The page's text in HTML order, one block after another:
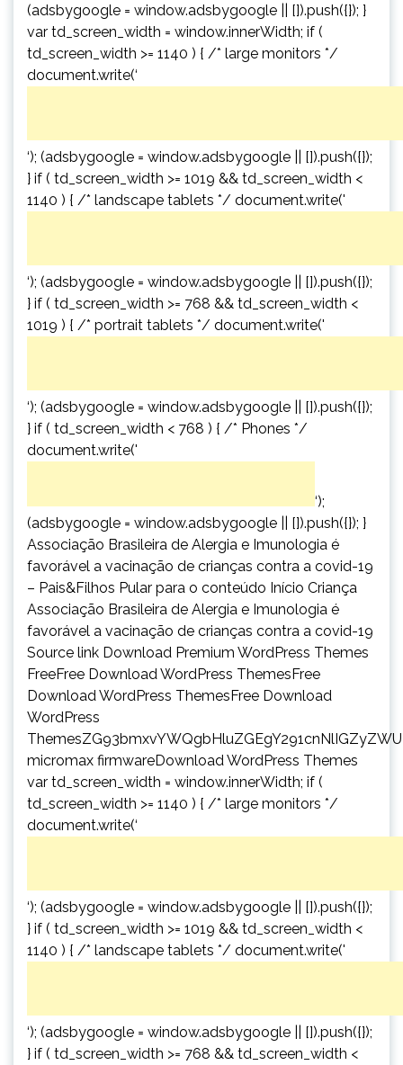
(adsbygoogle = window.adsbygoogle || []).push({}); }
var td_screen_width = window.innerWidth; if (
td_screen_width >= 1140 ) { /* large monitors */
document.write(‘
‘); (adsbygoogle = window.adsbygoogle || []).push({});
} if ( td_screen_width >= 1019 && td_screen_width <
1140 ) { /* landscape tablets */ document.write('
‘); (adsbygoogle = window.adsbygoogle || []).push({});
} if ( td_screen_width >= 768 && td_screen_width <
1019 ) { /* portrait tablets */ document.write('
‘); (adsbygoogle = window.adsbygoogle || []).push({});
} if ( td_screen_width < 768 ) { /* Phones */
document.write('
‘);
(adsbygoogle = window.adsbygoogle || []).push({}); }
Associação Brasileira de Alergia e Imunologia é
favorável a vacinação de crianças contra a covid-19
– Pais&Filhos Pular para o conteúdo Início Criança
Associação Brasileira de Alergia e Imunologia é
favorável a vacinação de crianças contra a covid-19
Source link Download Premium WordPress Themes
FreeFree Download WordPress ThemesFree
Download WordPress ThemesFree Download
WordPress
micromax firmwareDownload WordPress Themes
var td_screen_width = window.innerWidth; if (
td_screen_width >= 1140 ) { /* large monitors */
document.write(‘
‘); (adsbygoogle = window.adsbygoogle || []).push({});
} if ( td_screen_width >= 1019 && td_screen_width <
1140 ) { /* landscape tablets */ document.write('
‘); (adsbygoogle = window.adsbygoogle || []).push({});
} if ( td_screen_width >= 768 && td_screen_width <